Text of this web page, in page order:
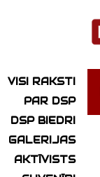
VISI RAKSTI
PAR DSP
DSP BIEDRI
GALERIJAS
AKTĪVISTS